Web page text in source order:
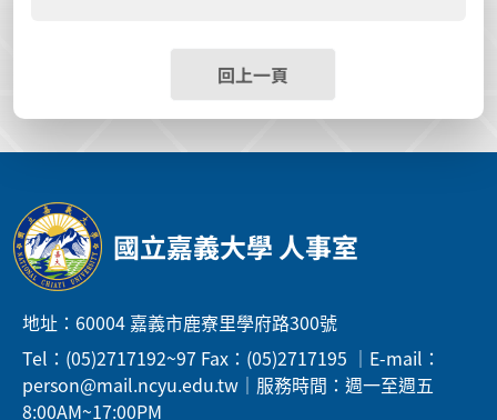
回上一頁
國立嘉義大學 人事室
地址：60004 嘉義市鹿寮里學府路300號
Tel：(05)2717192~97 Fax：(05)2717195 ｜E-mail：
person@mail.ncyu.edu.tw｜服務時間：週一至週五
8:00AM~17:00PM